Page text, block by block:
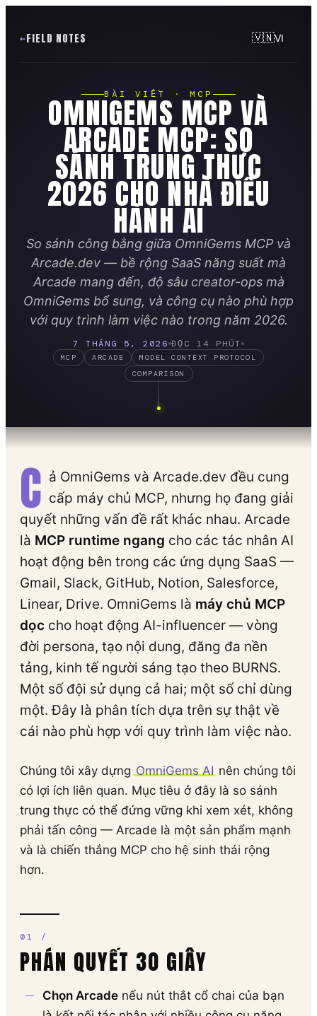
FIELD NOTES 🇻🇳VI
BÀI VIẾT · MCP
OMNIGEMS MCP VÀ
ARCADE MCP: SO
SÁNH TRUNG THỰC
2026 CHO NHÀ ĐIỀU
HÀNH AI
So sánh công bằng giữa OmniGems MCP và
Arcade.dev — bề rộng SaaS năng suất mà
Arcade mang đến, độ sâu creator-ops mà
OmniGems bổ sung, và công cụ nào phù hợp
với quy trình làm việc nào trong năm 2026.
7 THÁNG 5, 2026 ĐỌC 14 PHÚT
MCP ARCADE
MODEL CONTEXT PROTOCOL
COMPARISON
C ả OmniGems và Arcade.dev đều cung
cấp máy chủ MCP, nhưng họ đang giải
quyết những vấn đề rất khác nhau. Arcade
là MCP runtime ngang cho các tác nhân AI
hoạt động bên trong các ứng dụng SaaS —
Gmail, Slack, GitHub, Notion, Salesforce,
Linear, Drive. OmniGems là máy chủ MCP
dọc cho hoạt động AI-influencer — vòng
đời persona, tạo nội dung, đăng đa nền
tảng, kinh tế người sáng tạo theo BURNS.
Một số đội sử dụng cả hai; một số chỉ dùng
một. Đây là phân tích dựa trên sự thật về
cái nào phù hợp với quy trình làm việc nào.
Chúng tôi xây dựng OmniGems AI nên chúng tôi
có lợi ích liên quan. Mục tiêu ở đây là so sánh
trung thực có thể đứng vững khi xem xét, không
phải tấn công — Arcade là một sản phẩm mạnh
và là chiến thắng MCP cho hệ sinh thái rộng
hơn.
PHÁN QUYẾT 30 GIÂY
Chọn Arcade nếu nút thắt cổ chai của bạn